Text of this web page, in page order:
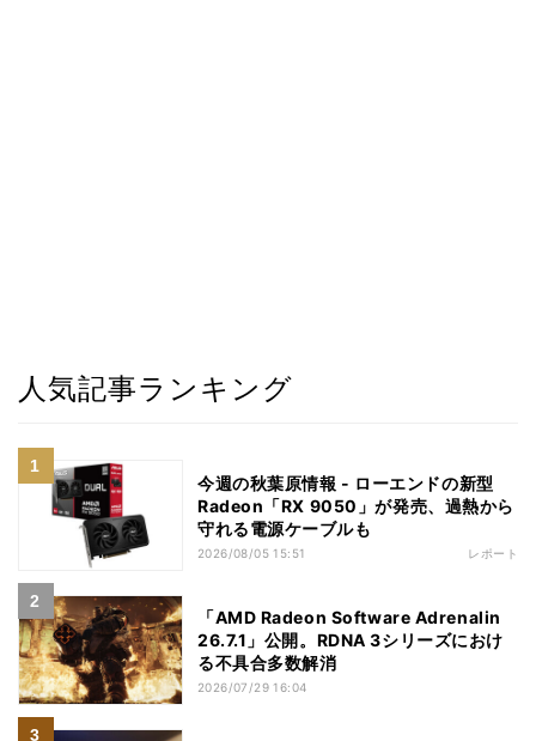
人気記事ランキング
今週の秋葉原情報 - ローエンドの新型
Radeon「RX 9050」が発売、過熱から
守れる電源ケーブルも
2026/08/05 15:51 レポート
「AMD Radeon Software Adrenalin
26.7.1」公開。RDNA 3シリーズにおけ
る不具合多数解消
2026/07/29 16:04